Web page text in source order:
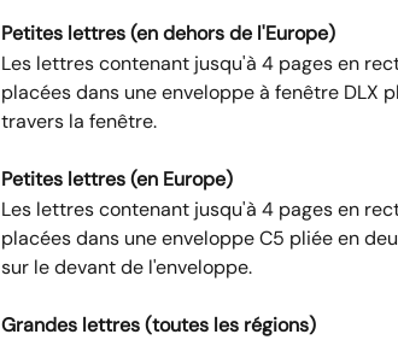
Petites lettres (en dehors de l'Europe)
Les lettres contenant jusqu'à 4 pages en
placées dans une enveloppe à fenêtre DLX
travers la fenêtre.
Petites lettres (en Europe)
Les lettres contenant jusqu'à 4 pages en
placées dans une enveloppe C5 pliée en
sur le devant de l'enveloppe.
Grandes lettres (toutes les régions)